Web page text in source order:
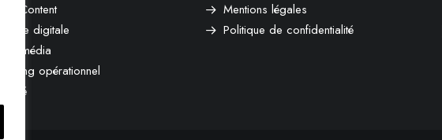
Content
digitale
média
opérationnel
Mentions légales
Politique de confidentialité